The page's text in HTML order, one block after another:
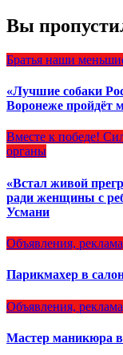
Вы
Братья наши
«Лучшие собаки
Воронеже пройдёт
Вместе к победе!
органы
«Встал живой
ради женщины с
Усмани
Объявления,
Парикмахер в
Объявления,
Мастер маникюра